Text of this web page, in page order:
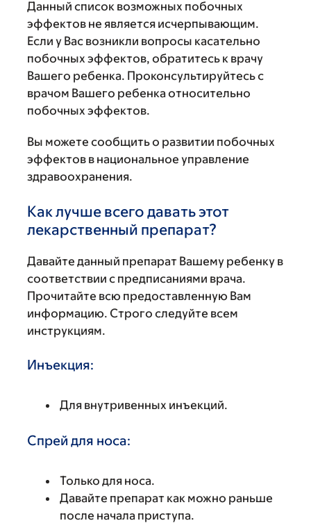
Данный список возможных побочных
эффектов не является исчерпывающим.
Если у Вас возникли вопросы касательно
побочных эффектов, обратитесь к врачу
Вашего ребенка. Проконсультируйтесь с
врачом Вашего ребенка относительно
побочных эффектов.
Вы можете сообщить о развитии побочных
эффектов в национальное управление
здравоохранения.
Как лучше всего давать этот
лекарственный препарат?
Давайте данный препарат Вашему ребенку в
соответствии с предписаниями врача.
Прочитайте всю предоставленную Вам
информацию. Строго следуйте всем
инструкциям.
Инъекция:
Для внутривенных инъекций.
Спрей для носа:
Только для носа.
Давайте препарат как можно раньше
после начала приступа.